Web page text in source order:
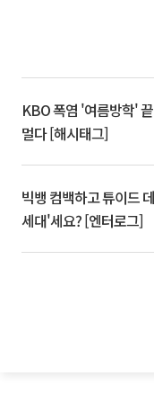
KBO 폭염 '여름방학'
멀다 [해시태그]
빅뱅 컴백하고 튜이드
세대'세요? [엔터로그]